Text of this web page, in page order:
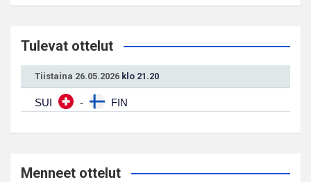
Tulevat ottelut
Tiistaina 26.05.2026 klo 21.20
SUI - FIN
Menneet ottelut